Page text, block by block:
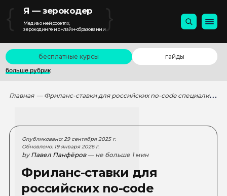
{ Я — зерокодер
Медиа о нейросетях,
зерокодинге и онлайн-образовании}
бесплатные курсы
гайды
больше рубрик
Главная — Фриланс-ставки для российских no-code специалистов в Европе
Опубликовано: 29 сентября 2025 г.
Обновлено: 19 января 2026 г.
by Павел Панфёров — не больше 1 мин
Фриланс-ставки для
российских no-code